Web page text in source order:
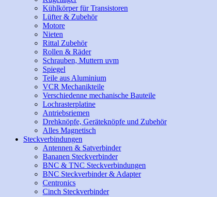
Kühlkörper für Transistoren
Lüfter & Zubehör
Motore
Nieten
Rittal Zubehör
Rollen & Räder
Schrauben, Muttern uvm
Spiegel
Teile aus Aluminium
VCR Mechanikteile
Verschiedenne mechanische Bauteile
Lochrasterplatine
Antriebsriemen
Drehknöpfe, Geräteknöpfe und Zubehör
Alles Magnetisch
Steckverbindungen
Antennen & Satverbinder
Bananen Steckverbinder
BNC & TNC Steckverbindungen
BNC Steckverbinder & Adapter
Centronics
Cinch Steckverbinder